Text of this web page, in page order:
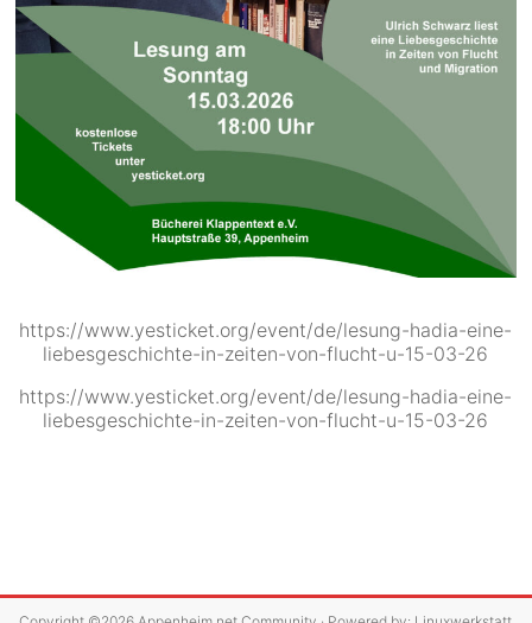
https://www.yesticket.org/event/de/lesung-hadia-eine-
liebesgeschichte-in-zeiten-von-flucht-u-15-03-26
https://www.yesticket.org/event/de/lesung-hadia-eine-
liebesgeschichte-in-zeiten-von-flucht-u-15-03-26